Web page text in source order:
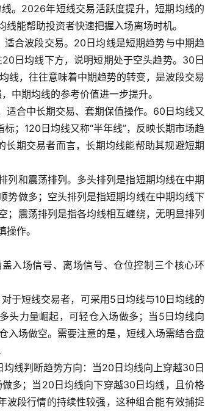
。2026年短线交易活跃度提升，短期均线的
能帮助投资者快速把握入场离场时机。
合波段交易。20日均线是短期趋势与中期趋
日均线下方，说明短期处于空头趋势。30日
线，往往意味着中期趋势的转变，是波段交易
中期均线的参考价值进一步提升。
合中长期交易、套期保值操作。60日均线又
；120日均线又称“半年线”，反映长期市场趋
期交易者而言，长期均线能帮助其规避短期
列和震荡排列。多头排列是指短期均线在中期
势做多；空头排列是指短期均线在中期均线下
；震荡排列是指各均线相互缠绕，无明显排列
作。
入场信号、离场信号、仓位控制三个核心环
于短线交易者，可采用5日均线与10日均线的
头力量崛起，可轻仓入场做多；当5日均线向
入场做空。需要注意的是，短线入场需结合盘
线判断趋势方向：当20日均线向上穿越30日
多；当20日均线向下穿越30日均线，且价格
段行情的持续性较强，这种组合能有效捕捉